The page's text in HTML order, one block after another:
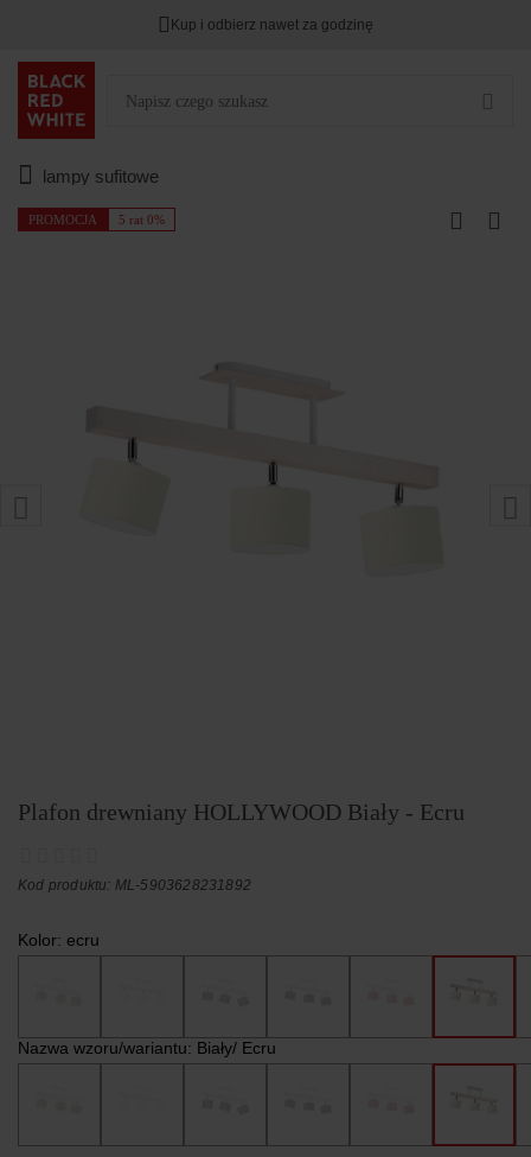
Kup i odbierz nawet za godzinę
lampy sufitowe
PROMOCJA 5 rat 0%
Plafon drewniany HOLLYWOOD Biały - Ecru
Kod produktu: ML-5903628231892
Kolor: ecru
Nazwa wzoru/wariantu: Biały/ Ecru